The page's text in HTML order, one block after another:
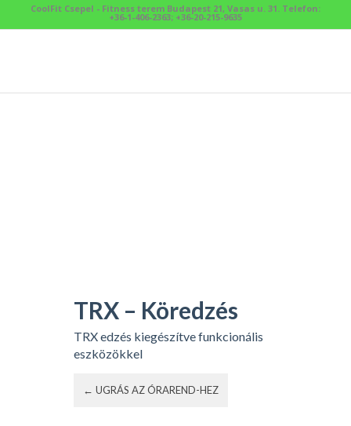
CoolFit Csepel - Fitness terem Budapest 21, Vasas u. 31. Telefon:
+36-1-406-2363; +36-20-215-9635
TRX – Köredzés
TRX edzés kiegészítve funkcionális
eszközökkel
← UGRÁS AZ ÓRAREND-HEZ